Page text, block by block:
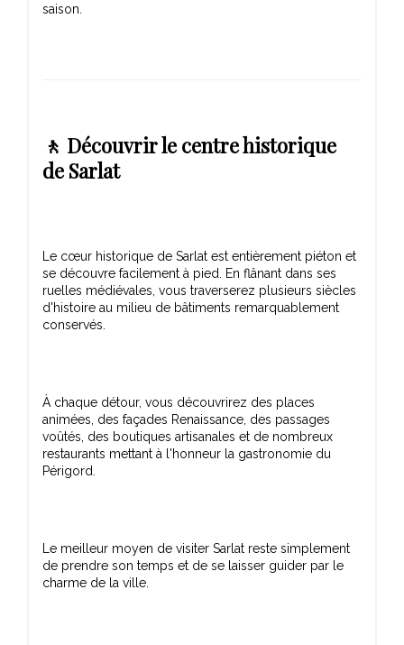
🚶 Découvrir le centre historique
de Sarlat
Le cœur historique de Sarlat est entièrement piéton et
se découvre facilement à pied. En flânant dans ses
ruelles médiévales, vous traverserez plusieurs siècles
d'histoire au milieu de bâtiments remarquablement
À chaque détour, vous découvrirez des places
animées, des façades Renaissance, des passages
voûtés, des boutiques artisanales et de nombreux
restaurants mettant à l'honneur la gastronomie du
Le meilleur moyen de visiter Sarlat reste simplement
de prendre son temps et de se laisser guider par le